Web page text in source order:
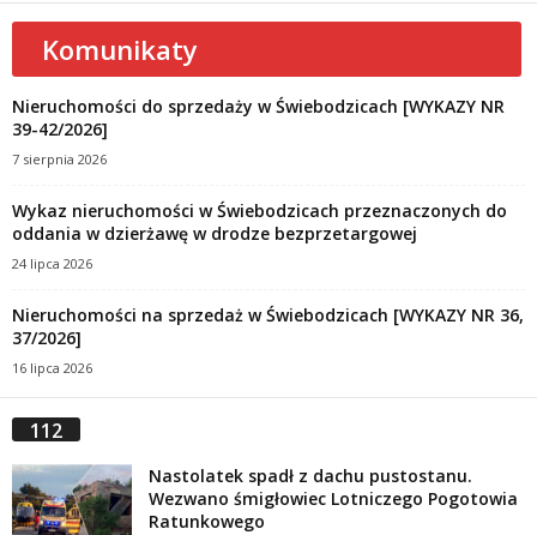
Komunikaty
Nieruchomości do sprzedaży w Świebodzicach [WYKAZY NR
39-42/2026]
7 sierpnia 2026
Wykaz nieruchomości w Świebodzicach przeznaczonych do
oddania w dzierżawę w drodze bezprzetargowej
24 lipca 2026
Nieruchomości na sprzedaż w Świebodzicach [WYKAZY NR 36,
37/2026]
16 lipca 2026
112
Nastolatek spadł z dachu pustostanu.
Wezwano śmigłowiec Lotniczego Pogotowia
Ratunkowego